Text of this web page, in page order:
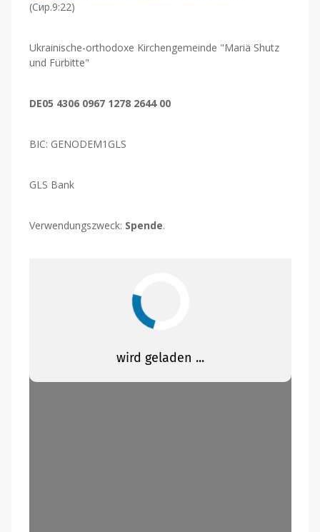
(Сир.9:22)
Ukrainische-orthodoxe Kirchengemeinde "Mariä Shutz
und Fürbitte"
DE05 4306 0967 1278 2644 00
BIC: GENODEM1GLS
GLS Bank
Verwendungszweck: Spende.